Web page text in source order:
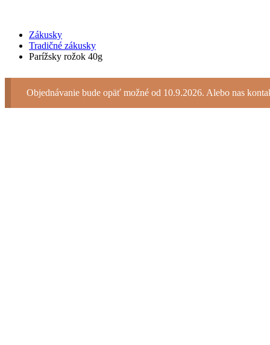
Zákusky
Tradičné zákusky
Parížsky rožok 40g
Objednávanie bude opäť možné od 10.9.2026. Alebo nas